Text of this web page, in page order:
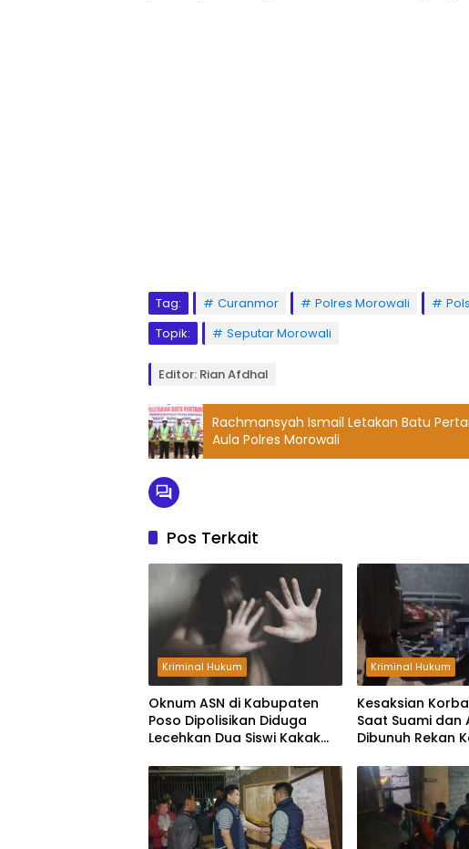
Tag: Curanmor Polres Morowali
Topik:
Seputar Morowali
Editor: Rian Afdhal
Rachmansyah Ismail Letakan Batu
Aula Polres Morowali
Pos Terkait
Kriminal Hukum
Oknum ASN di Kabupaten
Poso Dipolisikan Diduga
Lecehkan Dua Siswi Kakak
Kriminal Hukum
Kesaksian
Saat Suami dan
Dibunuh Rekan